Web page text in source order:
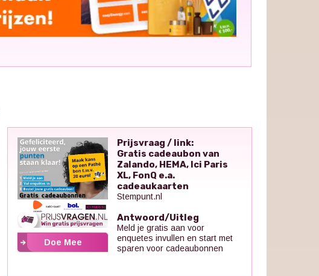
Doe Mee
Prijsvraag / link:
Gratis cadeaubon van
Zalando, HEMA, Ici Paris
XL, FonQ e.a.
cadeaukaarten
Stempunt.nl
Antwoord/Uitleg
Meld je gratis aan voor
enquetes invullen en start met
sparen voor cadeaubonnen